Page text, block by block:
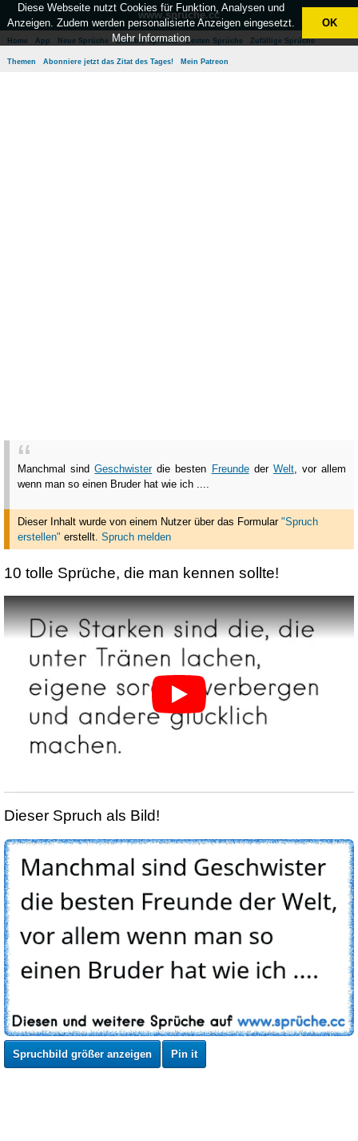
www.sprüche.cc
Home App Neue Sprüche Beliebte Sprüche Besten Sprüche Zufällige Sprüche
Themen Abonniere jetzt das Zitat des Tages! Mein Patreon
Manchmal sindGeschwisterdie besten Freundeder Welt, vor allem
wenn man so einen Bruder hat wie ich ....
Dieser Inhalt wurde von einem Nutzer über das Formular "Spruch
erstellen" erstellt. Spruch melden
10 tolle Sprüche, die man kennen sollte!
Dieser Spruch als Bild!
Spruchbild größer anzeigen Pin it
Diese Webseite nutzt Cookies für Funktion, Analysen und
Anzeigen. Zudem werden personalisierte Anzeigen eingesetzt.
Mehr Information
OK